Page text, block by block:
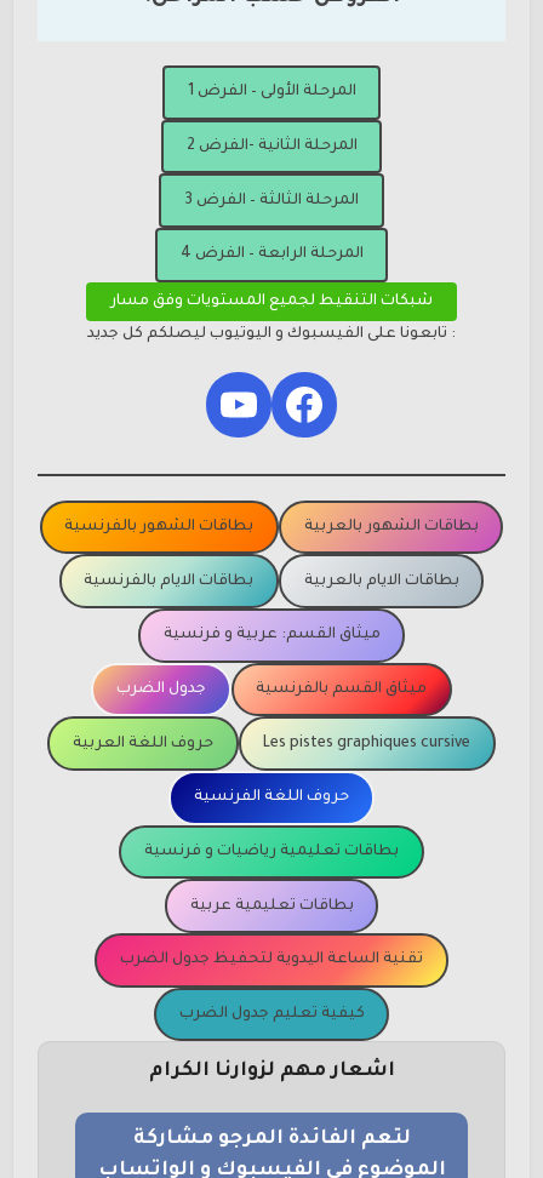
المرحلة الأولى – الفرض 1
المرحلة الثانية -الفرض 2
المرحلة الثالثة – الفرض 3
المرحلة الرابعة – الفرض 4
شبكات التنقيط لجميع المستويات وفق مسار
: تابعونا على الفيسبوك و اليوتيوب ليصلكم كل جديد
Facebook
YouTube
بطاقات الشهور بالعربية بطاقات الشهور بالفرنسية
بطاقات الايام بالعربية بطاقات الايام بالفرنسية
ميثاق القسم: عربية و فرنسية
ميثاق القسم بالفرنسية جدول الضرب
Les pistes graphiques cursive حروف اللغة العربية
حروف اللغة الفرنسية
بطاقات تعليمية رياضيات و فرنسية
بطاقات تعليمية عربية
تقنية الساعة اليدوية لتحفيظ جدول الضرب
كيفية تعليم جدول الضرب
لتعم الفائدة المرجو مشاركة
الموضوع في الفيسبوك و الواتساب